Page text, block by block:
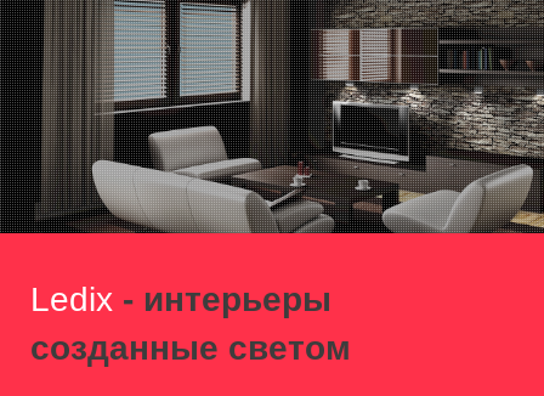
Ledix - интерьеры
созданные светом